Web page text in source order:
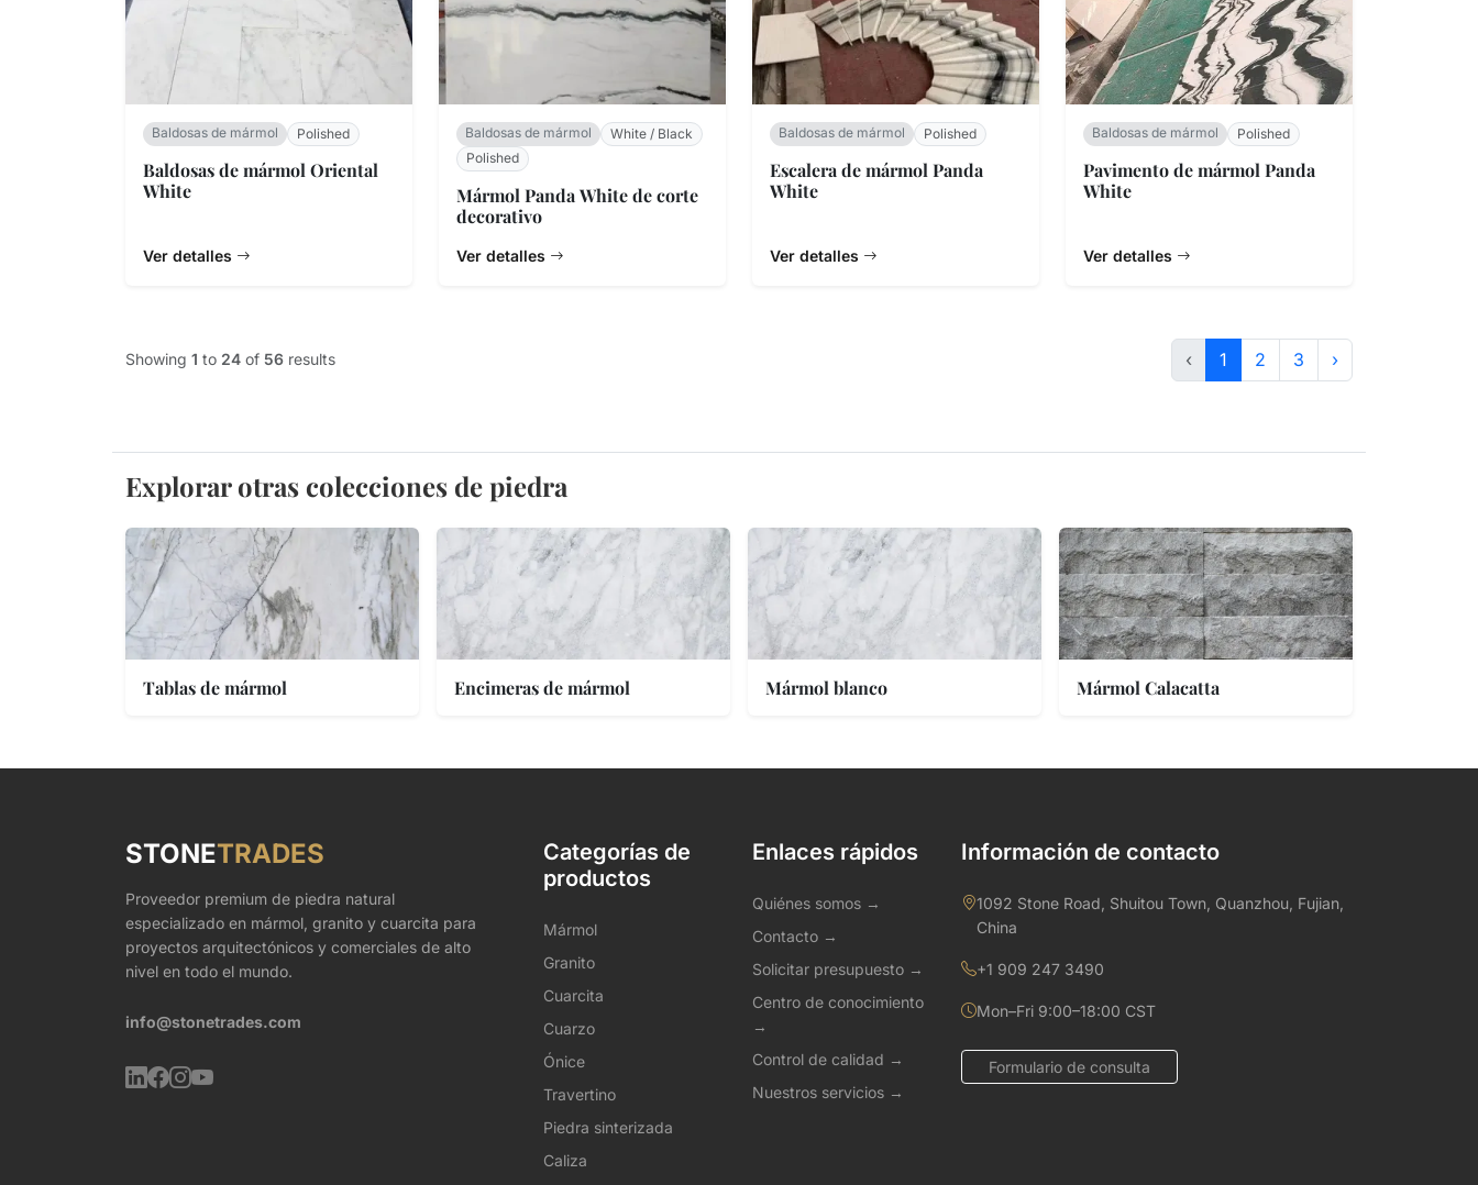
Baldosas de mármol Polished
Baldosas de mármol Oriental
White
Ver detalles
Baldosas de mármol
White / Black
Polished
Mármol Panda White de corte
decorativo
Ver detalles
Baldosas de mármol Polished
Escalera de mármol Panda
White
Ver detalles
Baldosas de mármol Polished
Pavimento de mármol Panda
White
Ver detalles
Showing 1 to 24 of 56 results ‹ 1 2 3 ›
Explorar otras colecciones de piedra
Tablas de mármol Encimeras de mármol Mármol blanco Mármol Calacatta
STONETRADES
Proveedor premium de piedra natural
especializado en mármol, granito y cuarcita para
proyectos arquitectónicos y comerciales de alto
nivel en todo el mundo.
info@stonetrades.com
Categorías de
productos
Mármol
Granito
Cuarcita
Cuarzo
Ónice
Travertino
Piedra sinterizada
Caliza
Enlaces rápidos
Quiénes somos →
Contacto →
Solicitar presupuesto →
Centro de conocimiento
→
Control de calidad →
Nuestros servicios →
Información de contacto
1092 Stone Road, Shuitou Town, Quanzhou, Fujian,
China
+1 909 247 3490
Mon–Fri 9:00–18:00 CST
Formulario de consulta